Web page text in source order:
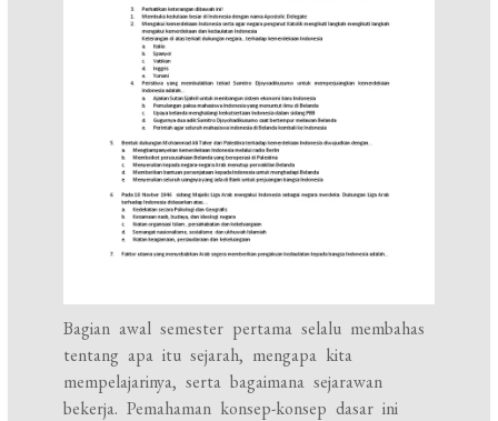
Bagian awal semester pertama selalu membahas
tentang apa itu sejarah, mengapa kita
mempelajarinya, serta bagaimana sejarawan
bekerja. Pemahaman konsep-konsep dasar ini